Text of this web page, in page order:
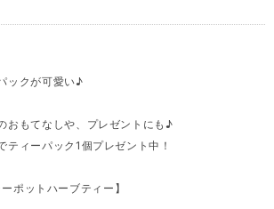
ックが可愛い♪
おもてなしや、プレゼントにも♪
ティーパック1個プレゼント中！
ポットハーブティー】